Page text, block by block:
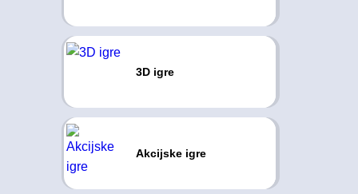
3D igre
Akcijske igre